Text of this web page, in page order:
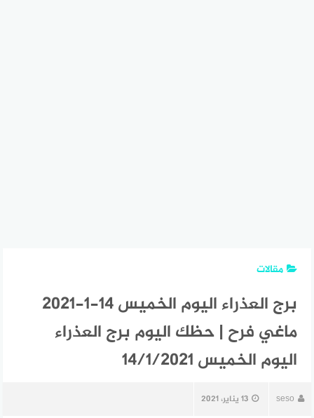
مقالات
برج العذراء اليوم الخميس 14-1-2021
ماغي فرح | حظك اليوم برج العذراء
اليوم الخميس 14/1/2021
seso 13 يناير، 2021